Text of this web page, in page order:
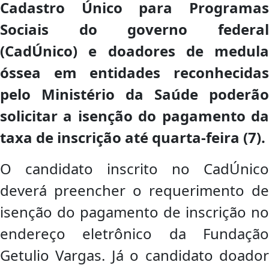
Cadastro Único para Programas
Sociais do governo federal
(CadÚnico) e doadores de medula
óssea em entidades reconhecidas
pelo Ministério da Saúde poderão
solicitar a isenção do pagamento da
taxa de inscrição até quarta-feira (7).
O candidato inscrito no CadÚnico
deverá preencher o requerimento de
isenção do pagamento de inscrição no
endereço eletrônico da Fundação
Getulio Vargas. Já o candidato doador